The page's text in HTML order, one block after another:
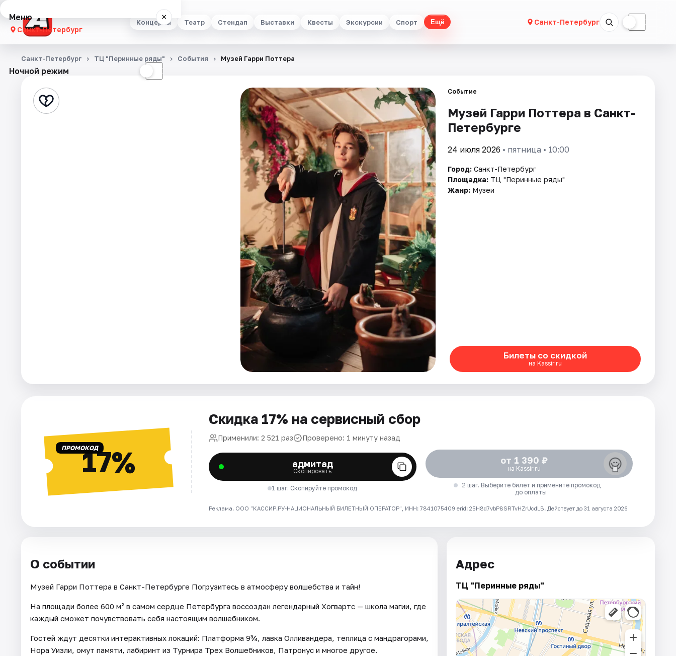
Концерты Театр Стендап Выставки Квесты Экскурсии Спорт Ещё Санкт-Петербург ☾
Меню ×
Санкт-Петербург
Концерты
Стендап
Ночной режим ☾
Санкт-Петербург ТЦ "Перинные ряды" События Музей Гарри Поттера
Событие
Музей Гарри Поттера в Санкт-
Петербурге
24 июля 2026 • пятница • 10:00
Город: Санкт-Петербург
Площадка: ТЦ "Перинные ряды"
Жанр: Музеи
Билеты со скидкой
на Kassir.ru
ПРОМОКОД17%
Скидка 17% на сервисный сбор
Применили: 2 521 раз Проверено: 1 минуту назад
адмитад
Скопировать
1 шаг. Скопируйте промокод
от 1 390 ₽
на Kassir.ru
2 шаг. Выберите билет и примените промокод
до оплаты
Реклама. ООО "КАССИР.РУ-НАЦИОНАЛЬНЫЙ БИЛЕТНЫЙ ОПЕРАТОР", ИНН: 7841075409 erid: 25H8d7vbP8SRTvHZrUcdLB. Действует до 31 августа 2026
О событии
Музей Гарри Поттера в Санкт-Петербурге Погрузитесь в атмосферу волшебства и тайн!
На площади более 600 м² в самом сердце Петербурга воссоздан легендарный Хогвартс — школа магии, где
каждый сможет почувствовать себя настоящим волшебником.
Гостей ждут десятки интерактивных локаций: Платформа 9¾, лавка Олливандера, теплица с мандрагорами,
Нора Уизли, омут памяти, лабиринт из Турнира Трех Волшебников, Патронус и многое другое.
Адрес
ТЦ "Перинные ряды"